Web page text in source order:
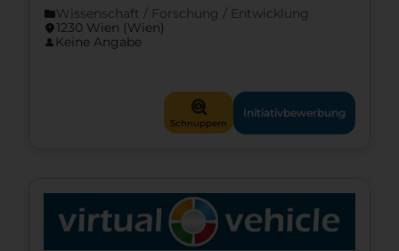
folderWissenschaft / Forschung / Entwicklung
location_on1230 Wien (Wien)
person Keine Angabe
mystery
Schnuppern
Initiativbewerbung